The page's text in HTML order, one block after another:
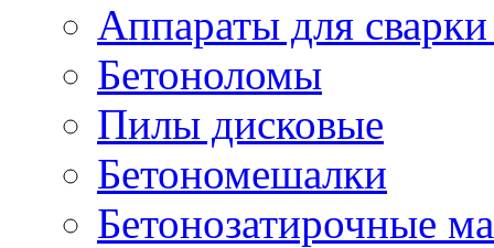
Аппараты для
Бетоноломы
Пилы дисковые
Бетономешалки
Бетонозатирочные